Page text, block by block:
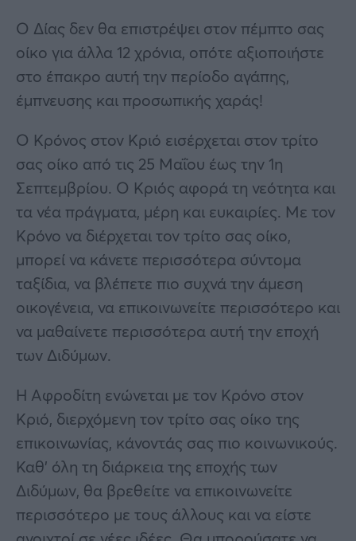
Ο Δίας δεν θα επιστρέψει στον πέμπτο σας
οίκο για άλλα 12 χρόνια, οπότε αξιοποιήστε
στο έπακρο αυτή την περίοδο αγάπης,
έμπνευσης και προσωπικής χαράς!
Ο Κρόνος στον Κριό εισέρχεται στον τρίτο
σας οίκο από τις 25 Μαΐου έως την 1η
Σεπτεμβρίου. Ο Κριός αφορά τη νεότητα και
τα νέα πράγματα, μέρη και ευκαιρίες. Με τον
Κρόνο να διέρχεται τον τρίτο σας οίκο,
μπορεί να κάνετε περισσότερα σύντομα
ταξίδια, να βλέπετε πιο συχνά την άμεση
οικογένεια, να επικοινωνείτε περισσότερο και
να μαθαίνετε περισσότερα αυτή την εποχή
των Διδύμων.
Η Αφροδίτη ενώνεται με τον Κρόνο στον
Κριό, διερχόμενη τον τρίτο σας οίκο της
επικοινωνίας, κάνοντάς σας πιο κοινωνικούς.
Καθ’ όλη τη διάρκεια της εποχής των
Διδύμων, θα βρεθείτε να επικοινωνείτε
περισσότερο με τους άλλους και να είστε